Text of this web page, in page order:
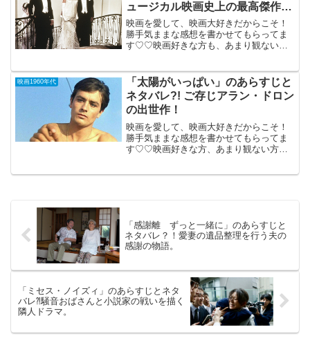
ュージカル映画史上の最高傑作の
一つ。
映画を愛して、映画大好きだからこそ！
勝手気ままな感想を書かせてもらってま
す♡♡映画好きな方も、あまり観ない方
の映画祭）1964年12月1日公開（173分）
ミュー...
映画1960年代
「太陽がいっぱい」のあらすじと
ネタバレ?! ご存じアラン・ドロン
の出世作！
映画を愛して、映画大好きだからこそ！
勝手気ままな感想を書かせてもらってま
す♡♡映画好きな方、あまり観ない方
「感謝離 ずっと一緒に」のあらすじと
ネタバレ？！愛妻の遺品整理を行う夫の
感謝の物語。
「ミセス・ノイズィ」のあらすじとネタ
バレ⁈騒音おばさんと小説家の戦いを描く
隣人ドラマ。